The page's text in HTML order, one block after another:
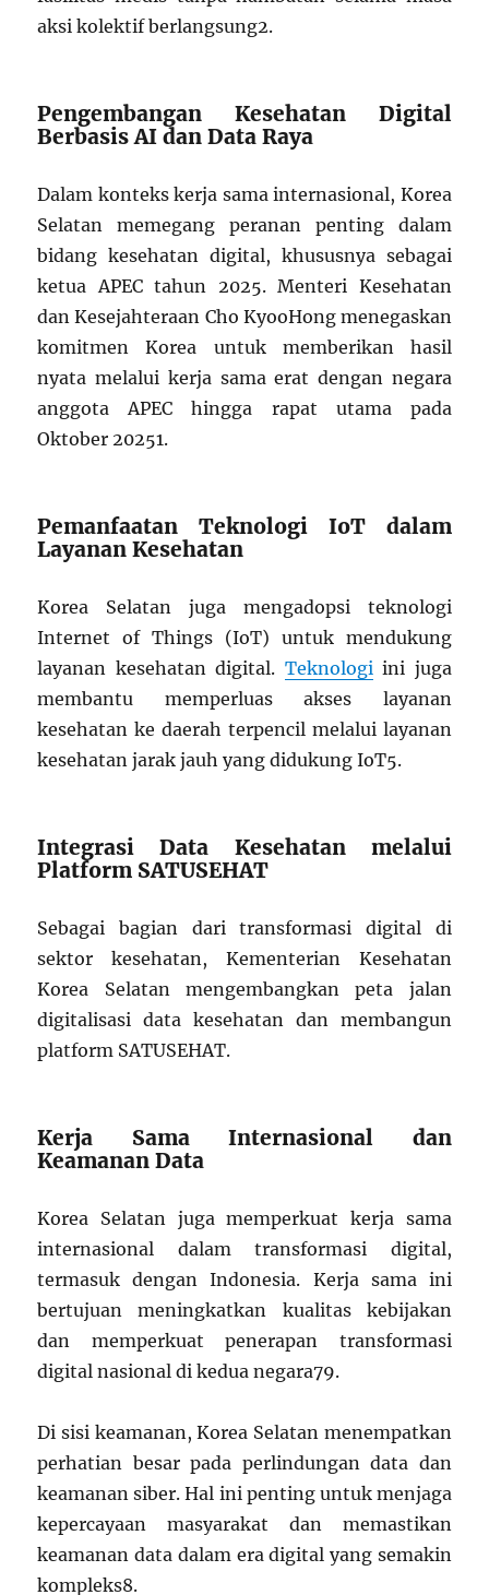
aksi kolektif berlangsung2.
Pengembangan Kesehatan Digital
Berbasis AI dan Data Raya
Dalam konteks kerja sama internasional, Korea
Selatan memegang peranan penting dalam
bidang kesehatan digital, khususnya sebagai
ketua APEC tahun 2025. Menteri Kesehatan
dan Kesejahteraan Cho KyooHong menegaskan
komitmen Korea untuk memberikan hasil
nyata melalui kerja sama erat dengan negara
anggota APEC hingga rapat utama pada
Oktober 20251.
Pemanfaatan Teknologi IoT dalam
Layanan Kesehatan
Korea Selatan juga mengadopsi teknologi
Internet of Things (IoT) untuk mendukung
layanan kesehatan digital. Teknologi ini juga
membantu memperluas akses layanan
kesehatan ke daerah terpencil melalui layanan
kesehatan jarak jauh yang didukung IoT5.
Integrasi Data Kesehatan melalui
Platform SATUSEHAT
Sebagai bagian dari transformasi digital di
sektor kesehatan, Kementerian Kesehatan
Korea Selatan mengembangkan peta jalan
digitalisasi data kesehatan dan membangun
platform SATUSEHAT.
Kerja Sama Internasional dan
Keamanan Data
Korea Selatan juga memperkuat kerja sama
internasional dalam transformasi digital,
termasuk dengan Indonesia. Kerja sama ini
bertujuan meningkatkan kualitas kebijakan
dan memperkuat penerapan transformasi
digital nasional di kedua negara79.
Di sisi keamanan, Korea Selatan menempatkan
perhatian besar pada perlindungan data dan
keamanan siber. Hal ini penting untuk menjaga
kepercayaan masyarakat dan memastikan
keamanan data dalam era digital yang semakin
kompleks8.